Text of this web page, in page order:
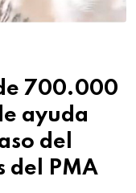
700.000
ayuda
del
del PMA